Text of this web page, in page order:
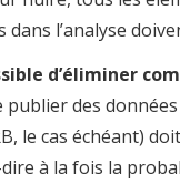
dans l’analyse
d’éliminer
publier des
le cas échéant)
à la fois la